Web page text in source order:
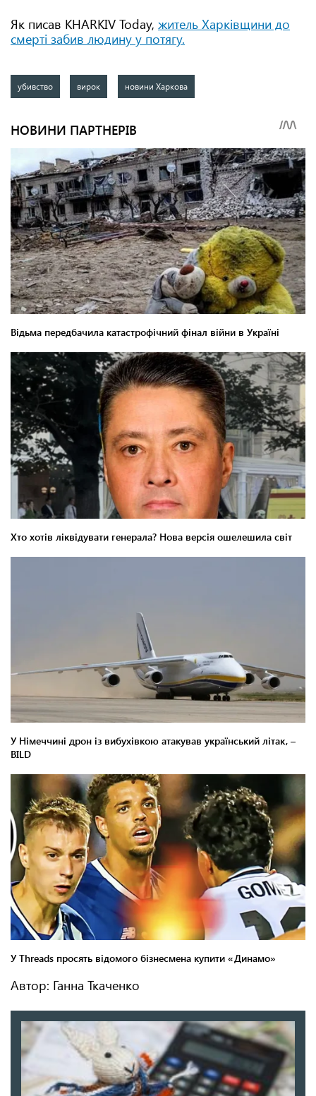
Як писав KHARKIV Today, житель Харківщини до
смерті забив людину у потягу.
убивство вирок новини Харкова
Автор: Ганна Ткаченко